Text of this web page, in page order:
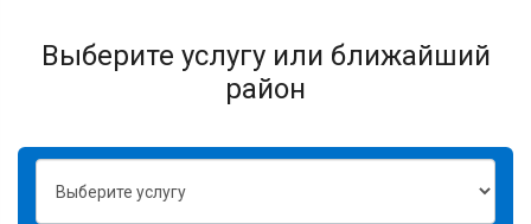
выберите услугу или ближайший
район